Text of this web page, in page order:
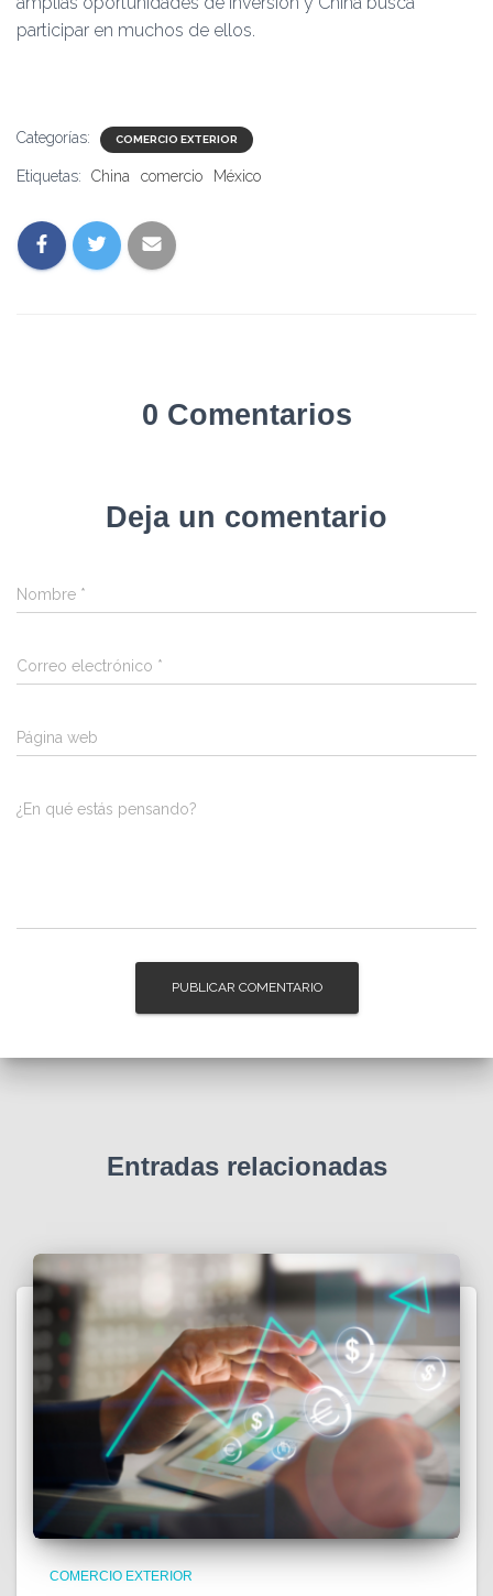
participar en muchos de ellos.
Categorías: COMERCIO EXTERIOR
Etiquetas: China comercio México
0 Comentarios
Deja un comentario
Nombre *
Correo electrónico *
Página web
¿En qué estás pensando?
Entradas relacionadas
COMERCIO EXTERIOR